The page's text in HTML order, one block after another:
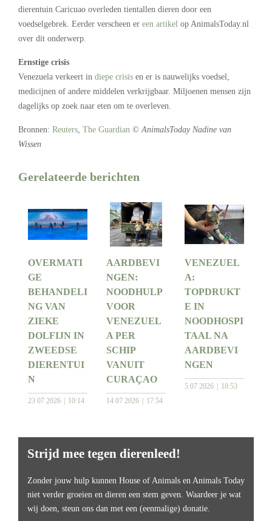
dierentuin Caricuao overleden tientallen dieren door een
voedselgebrek. Eerder verscheen er een artikel op AnimalsToday.nl
over dit onderwerp.
Ernstige crisis
Venezuela verkeert in diepe crisis en er is nauwelijks voedsel,
medicijnen of andere middelen verkrijgbaar. Miljoenen mensen zijn
dagelijks op zoek naar eten om te overleven.
Bronnen: Reuters The Guardian © AnimalsToday Nadine van
Wissen
Gerelateerde berichten
OVERMATI
GE
BEHANDELI
NG VAN
ZIEKE
DOLFIJN IN
ZWEEDSE
DIERENTUI
N
23 07 2026 10:14
AARDBEVI
NGEN:
NOODHULP
VOOR
VENEZUEL
A PER
SCHIP
VANUIT
CURAÇAO
14 07 2026 17:54
VENEZUEL
A:
TOPDRUKT
E IN
NOODHOSPI
TAAL NA
AARDBEVI
NGEN
5 07 2026 18:53
Strijd mee tegen dierenleed!
Zonder jouw hulp kunnen House of Animals en Animals Today
niet verder groeien en dieren een stem geven. Waardeer je wat
wij doen, steun ons dan met een (eenmalige) donatie.